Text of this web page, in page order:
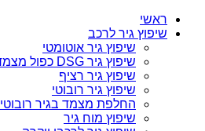
ראשי
שיפוץ גיר לרכב
שיפוץ גיר אוטומטי
שיפוץ גיר DSG כפול מצמדים
שיפוץ גיר רציף
שיפוץ גיר רובוטי
החלפת מצמד בגיר רובוטי
שיפוץ מוח גיר